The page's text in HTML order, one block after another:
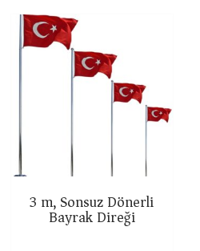
3 m, Sonsuz Dönerli
Bayrak Direği